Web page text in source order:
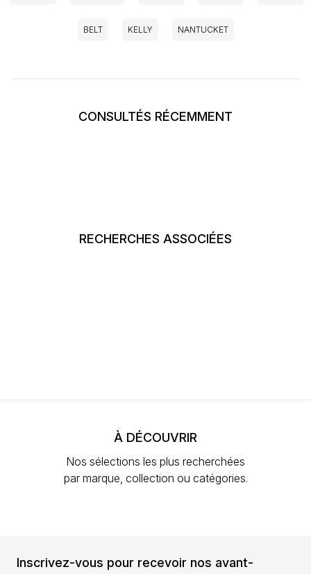
BELT KELLY NANTUCKET
CONSULTÉS RÉCEMMENT
RECHERCHES ASSOCIÉES
À DÉCOUVRIR
Nos sélections les plus recherchées
par marque, collection ou catégories.
Inscrivez-vous pour recevoir nos avant-